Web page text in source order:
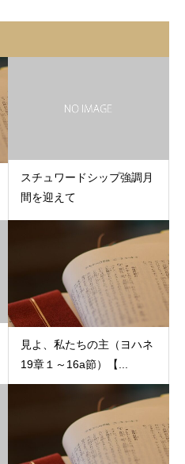
スチュワードシップ強調月
間を迎えて
見よ、私たちの主（ヨハネ
19章１～16a節）【...